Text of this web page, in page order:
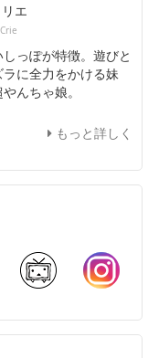
エ
Crie
っぽが特徴。遊びと
ラに全力をかける妹
んちゃ娘。
もっと詳しく
YouTube ニコニコ動画